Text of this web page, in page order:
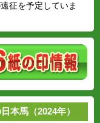
征を予定していま
本馬（2024年）